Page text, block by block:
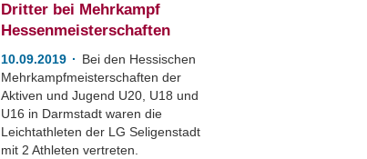
Dritter bei Mehrkampf
Hessenmeisterschaften
10.09.2019
Bei den Hessischen
Mehrkampfmeisterschaften der
Aktiven und Jugend U20, U18 und
U16 in Darmstadt waren die
Leichtathleten der LG Seligenstadt
mit 2 Athleten vertreten.